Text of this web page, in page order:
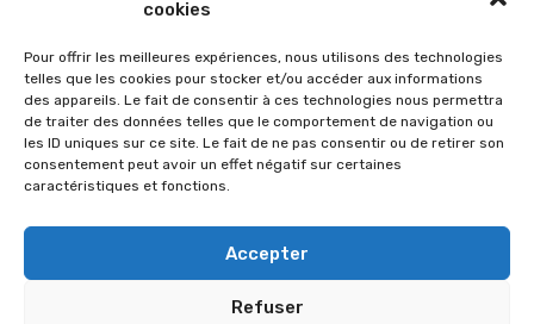
cookies
Pour offrir les meilleures expériences, nous utilisons des technologies
telles que les cookies pour stocker et/ou accéder aux informations
des appareils. Le fait de consentir à ces technologies nous permettra
de traiter des données telles que le comportement de navigation ou
les ID uniques sur ce site. Le fait de ne pas consentir ou de retirer son
consentement peut avoir un effet négatif sur certaines
caractéristiques et fonctions.
Accepter
Refuser